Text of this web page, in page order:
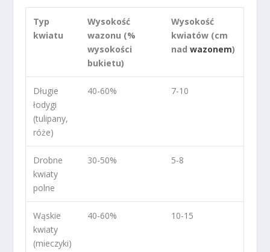
Typ
kwiatu
Wysokość
wazonu (%
wysokości
bukietu)
Wysokość
kwiatów (cm
nadwazonem)
Długie
łodygi
(tulipany,
róże)
40-60% 7-10
Drobne
kwiaty
polne
30-50% 5-8
Wąskie
kwiaty
(mieczyki)
40-60% 10-15